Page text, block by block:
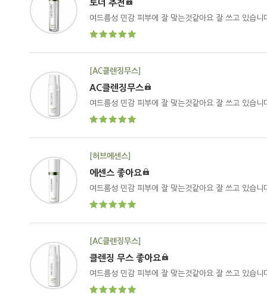
토너 추천
여드름성 민감 피부에 잘 맞는것같아요 잘 쓰고 있습니
[AC클렌징무스]
AC클렌징무스
여드름성 민감 피부에 잘 맞는것같아요 잘 쓰고 있습니
[허브에센스]
에센스 좋아요
여드름성 민감 피부에 잘 맞는것같아요 잘 쓰고 있습니
[AC클렌징무스]
클렌징 무스 좋아요
여드름성 민감 피부에 잘 맞는것같아요 잘 쓰고 있습니